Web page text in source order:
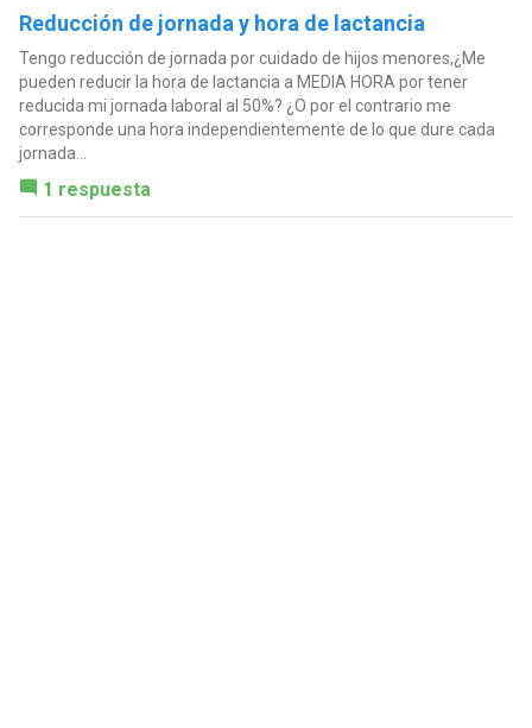
Reducción de jornada y hora de lactancia
Tengo reducción de jornada por cuidado de hijos menores,¿Me
pueden reducir la hora de lactancia a MEDIA HORA por tener
reducida mi jornada laboral al 50%? ¿O por el contrario me
corresponde una hora independientemente de lo que dure cada
jornada...
1 respuesta